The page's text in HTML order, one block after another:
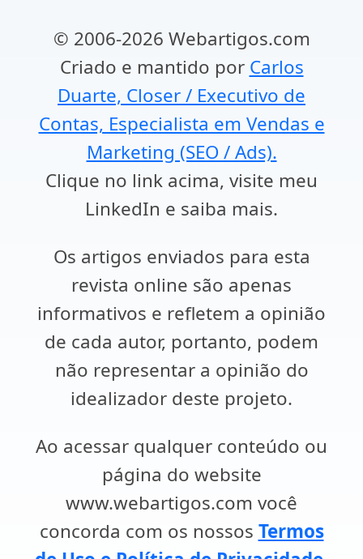
© 2006-2026 Webartigos.com
Criado e mantido por Carlos
Duarte, Closer / Executivo de
Contas, Especialista em Vendas e
Marketing (SEO / Ads).
Clique no link acima, visite meu
LinkedIn e saiba mais.
Os artigos enviados para esta
revista online são apenas
informativos e refletem a opinião
de cada autor, portanto, podem
não representar a opinião do
idealizador deste projeto.
Ao acessar qualquer conteúdo ou
página do website
www.webartigos.com você
concorda com os nossos Termos